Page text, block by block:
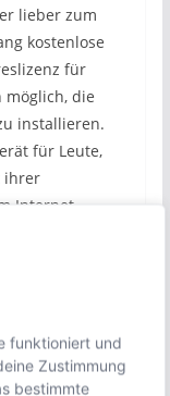
funktioniert und
Zustimmung
bestimmte
lieber zum
kostenlose
für
möglich, die
installieren.
für Leute,
ihrer
Internet
muss sich
Methoden
eBlocker